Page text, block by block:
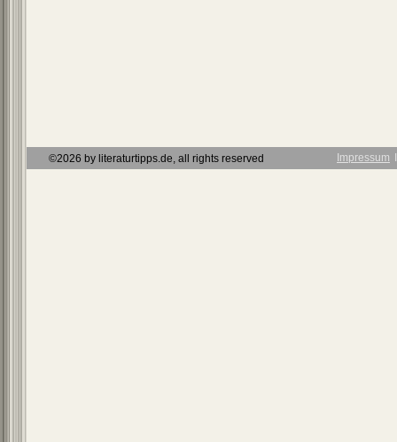
©2026 by literaturtipps.de, all rights reserved Impressum